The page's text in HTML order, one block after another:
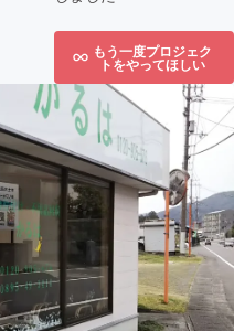
もう一度プロジェク
トをやってほしい